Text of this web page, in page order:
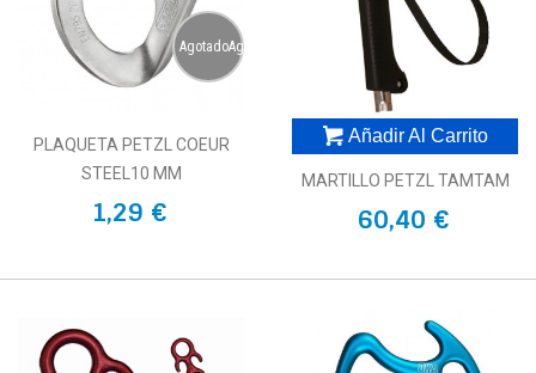
AgotadoAgotado
PLAQUETA PETZL COEUR
STEEL10 MM
1,29 €
Añadir Al Carrito
MARTILLO PETZL TAMTAM
60,40 €